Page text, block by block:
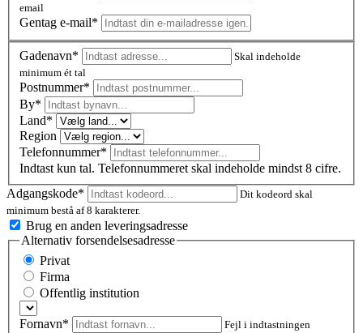
email
Gentag e-mail*
Gadenavn*
Skal indeholde
minimum ét tal
Postnummer*
By*
Land*
Region
Telefonnummer*
Indtast kun tal. Telefonnummeret skal indeholde mindst 8 cifre.
Adgangskode*
Dit kodeord skal
minimum bestå af 8 karakterer.
Brug en anden leveringsadresse
Alternativ forsendelsesadresse
Privat
Firma
Offentlig institution
Fornavn* Fejl i indtastningen